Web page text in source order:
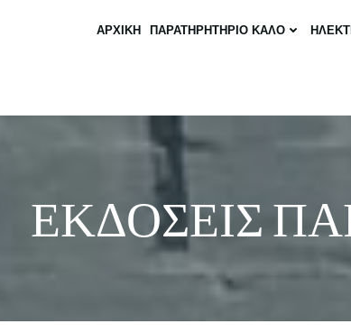
ΑΡΧΙΚΗ ΠΑΡΑΤΗΡΗΤΗΡΙΟ ΚΑΛΟ
ΕΚΔΟΣΕΙΣ